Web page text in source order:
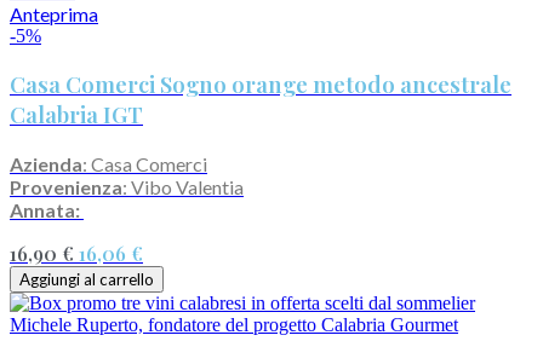
Anteprima
-5%
Casa Comerci Sogno orange metodo ancestrale
Calabria IGT
Azienda: Casa Comerci
Provenienza: Vibo Valentia
Annata:
16,90 € 16,06 €
Aggiungi al carrello